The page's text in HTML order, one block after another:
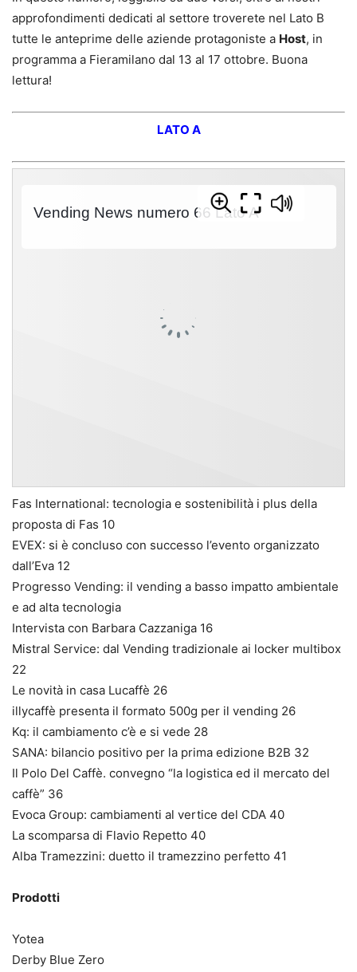
approfondimenti dedicati al settore troverete nel Lato B
tutte le anteprime delle aziende protagoniste a Host, in
programma a Fieramilano dal 13 al 17 ottobre. Buona
lettura!
LATO A
Fas International: tecnologia e sostenibilità i plus della
proposta di Fas 10
EVEX: si è concluso con successo l’evento organizzato
dall’Eva 12
Progresso Vending: il vending a basso impatto ambientale
e ad alta tecnologia
Intervista con Barbara Cazzaniga 16
Mistral Service: dal Vending tradizionale ai locker multibox
22
Le novità in casa Lucaffè 26
illycaffè presenta il formato 500g per il vending 26
Kq: il cambiamento c’è e si vede 28
SANA: bilancio positivo per la prima edizione B2B 32
Il Polo Del Caffè. convegno “la logistica ed il mercato del
caffè” 36
Evoca Group: cambiamenti al vertice del CDA 40
La scomparsa di Flavio Repetto 40
Alba Tramezzini: duetto il tramezzino perfetto 41
Prodotti
Yotea
Derby Blue Zero